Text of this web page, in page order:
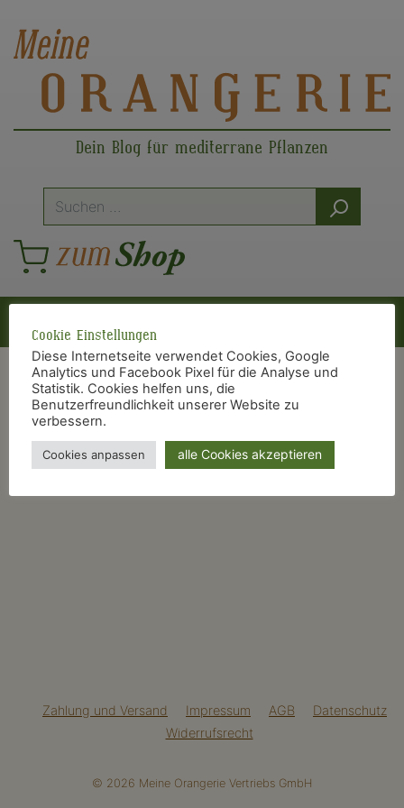
Dein Blog für mediterrane Pflanzen
Suche
nach:
Hauptnavigation
Zahlung und Versand Impressum AGB
Datenschutz
Widerrufsrecht
© 2026 Meine Orangerie Vertriebs GmbH
Cookie Einstellungen
Diese Internetseite verwendet Cookies, Google
Analytics und Facebook Pixel für die Analyse und
Statistik. Cookies helfen uns, die
Benutzerfreundlichkeit unserer Website zu
verbessern.
Cookies anpassen alle Cookies akzeptieren